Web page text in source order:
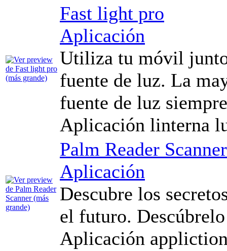
Fast light pro
Aplicación
Utiliza tu móvil
fuente de luz. La
fuente de luz
Aplicación linterna
Palm Reader Scanner
Aplicación
Descubre los
el futuro.
Aplicación